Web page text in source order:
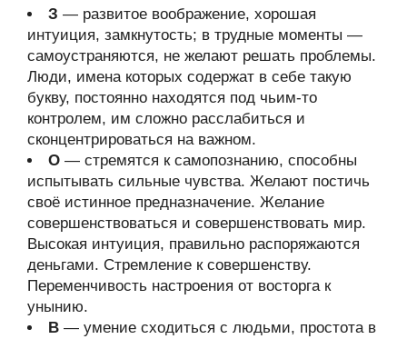
З — развитое воображение, хорошая
интуиция, замкнутость; в трудные моменты —
самоустраняются, не желают решать проблемы.
Люди, имена которых содержат в себе такую
букву, постоянно находятся под чьим-то
контролем, им сложно расслабиться и
сконцентрироваться на важном.
О — стремятся к самопознанию, способны
испытывать сильные чувства. Желают постичь
своё истинное предназначение. Желание
совершенствоваться и совершенствовать мир.
Высокая интуиция, правильно распоряжаются
деньгами. Стремление к совершенству.
Переменчивость настроения от восторга к
унынию.
В — умение сходиться с людьми, простота в